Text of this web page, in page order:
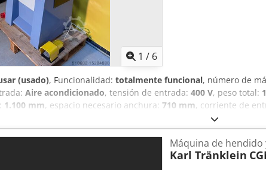
1 / 6
(usado), Funcionalidad: totalmente funcional, número de
Aire acondicionado, tensión de entrada: 400 V, peso total:
1.100 mm, espacio necesario anchura: 710 mm, corriente de
barrera fotoeléctrica de
Tamaños ajustables para todas las anillas de hasta 25 mm
de alimentación: 380-415 v 50/60 HzMáquina de
Karl Tränklein